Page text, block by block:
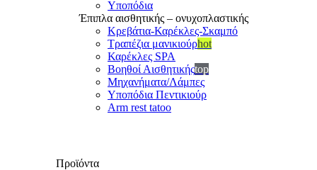
Υποπόδια
Έπιπλα αισθητικής – ονυχοπλαστικής
Κρεβάτια-Καρέκλες-Σκαμπό
Τραπέζια μανικιούρhot
Καρέκλες SPA
Βοηθοί Αισθητικήςtop
Μηχανήματα/Λάμπες
Υποπόδια Πεντικιούρ
Arm rest tatoo
Προϊόντα